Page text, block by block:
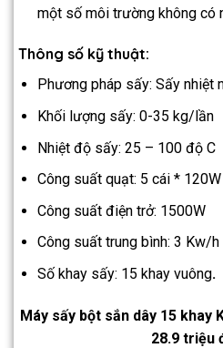
một số môi trường không có
Thông số kỹ thuật:
Phương pháp sấy: Sấy nhiệt
Khối lượng sấy: 0-35 kg/lần
Nhiệt độ sấy: 25 – 100 độ C
Công suất quạt: 5 cái * 120W
Công suất điện trở: 1500W
Công suất trung bình: 3 Kw/h
Số khay sấy: 15 khay vuông.
Máy sấy bột sắn dây 15 khay
28.9 triệu